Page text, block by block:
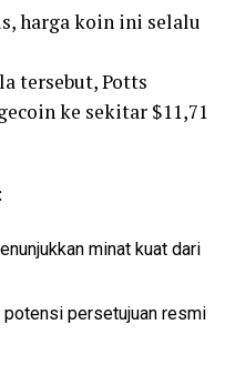
harga koin ini selalu
tersebut, Potts
ke sekitar $11,71
minat kuat dari
potensi persetujuan resmi